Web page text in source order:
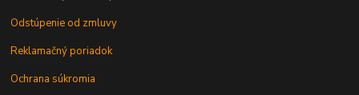
Odstúpenie od zmluvy
Reklamačný poriadok
Ochrana súkromia